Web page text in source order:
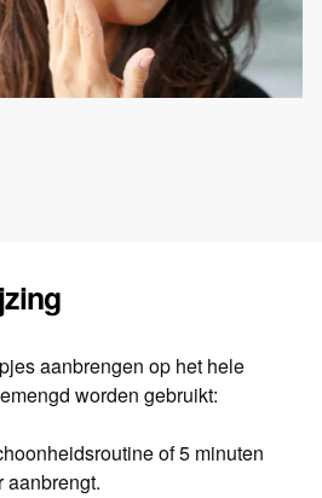
aanbrengen op het hele
worden gebruikt:
of 5 minuten
aanbrengt.